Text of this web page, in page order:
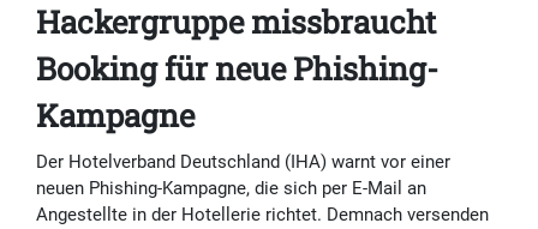
Hackergruppe missbraucht
Booking für neue Phishing-
Kampagne
Der Hotelverband Deutschland (IHA) warnt vor einer
neuen Phishing-Kampagne, die sich per E-Mail an
Angestellte in der Hotellerie richtet. Demnach versenden